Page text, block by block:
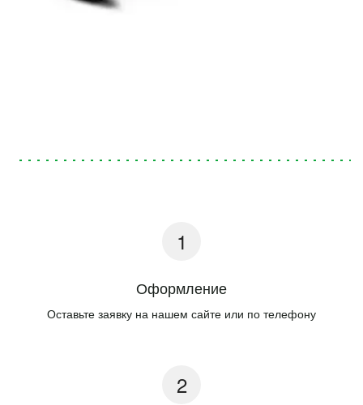
Оформление
Оставьте заявку на нашем сайте или по телефону